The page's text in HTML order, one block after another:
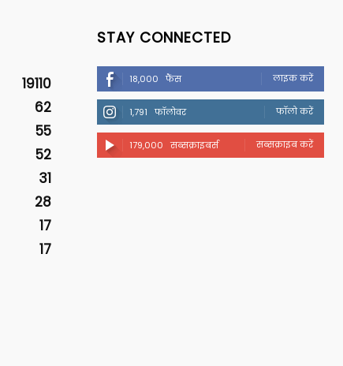
19110
62
55
52
31
28
17
17
STAY CONNECTED
18,000 फैंस लाइक करें
1,791 फॉलोवर फॉलो करें
179,000 सब्सक्राइबर्स सब्सक्राइब करें